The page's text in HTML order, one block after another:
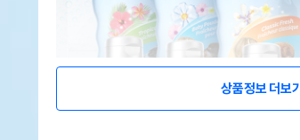
상품정보 더보기